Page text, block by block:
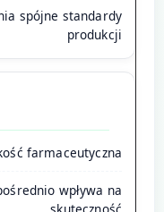
spójne standardy
produkcji
farmaceutyczna
wpływa na